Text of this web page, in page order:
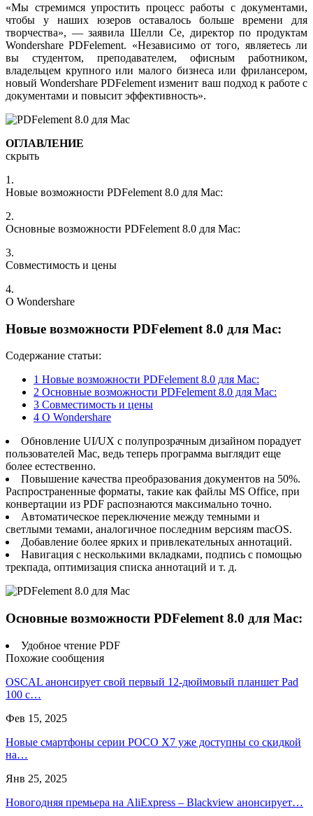
«Мы стремимся упростить процесс работы с документами,
чтобы у наших юзеров оставалось больше времени для
творчества», — заявила Шелли Се, директор по продуктам
Wondershare PDFelement. «Независимо от того, являетесь ли
вы студентом, преподавателем, офисным работником,
владельцем крупного или малого бизнеса или фрилансером,
новый Wondershare PDFelement изменит ваш подход к работе с
документами и повысит эффективность».
ОГЛАВЛЕНИЕ
скрыть
1.
Новые возможности PDFelement 8.0 для Mac:
2.
Основные возможности PDFelement 8.0 для Mac:
3.
Совместимость и цены
4.
О Wondershare
Новые возможности PDFelement 8.0 для Mac:
Содержание статьи:
1 Новые возможности PDFelement 8.0 для Mac:
2 Основные возможности PDFelement 8.0 для Mac:
3 Совместимость и цены
4 О Wondershare
Обновление UI/UX с полупрозрачным дизайном порадует
пользователей Mac, ведь теперь программа выглядит еще
более естественно.
Повышение качества преобразования документов на 50%.
Распространенные форматы, такие как файлы MS Office, при
конвертации из PDF распознаются максимально точно.
Автоматическое переключение между темными и
светлыми темами, аналогичное последним версиям macOS.
Добавление более ярких и привлекательных аннотаций.
Навигация с несколькими вкладками, подпись с помощью
трекпада, оптимизация списка аннотаций и т. д.
Основные возможности PDFelement 8.0 для Mac:
Удобное чтение PDF
Похожие сообщения
OSCAL анонсирует свой первый 12-дюймовый планшет Pad
100 с…
Фев 15, 2025
Новые смартфоны серии POCO X7 уже доступны со скидкой
на…
Янв 25, 2025
Новогодняя премьера на AliExpress – Blackview анонсирует…